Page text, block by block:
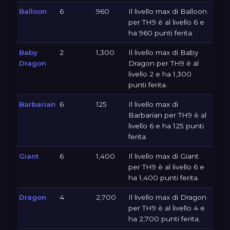
Balloon 6 960
Il livello max di Balloon
per TH9 è al livello 6 e
ha 960 punti ferita.
Baby
Dragon
2 1,300
Il livello max di Baby
Dragon per TH9 è al
livello 2 e ha 1,300
punti ferita.
Barbarian 6 125
Il livello max di
Barbarian per TH9 è al
livello 6 e ha 125 punti
ferita.
Giant 6 1,400
Il livello max di Giant
per TH9 è al livello 6 e
ha 1,400 punti ferita.
Dragon 4 2,700
Il livello max di Dragon
per TH9 è al livello 4 e
ha 2,700 punti ferita.